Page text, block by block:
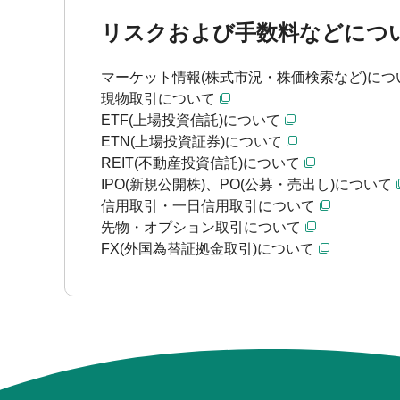
リスクおよび手数料などにつ
マーケット情報(株式市況・株価検索など)につ
現物取引について
ETF(上場投資信託)について
ETN(上場投資証券)について
REIT(不動産投資信託)について
IPO(新規公開株)、PO(公募・売出し)について
信用取引・一日信用取引について
先物・オプション取引について
FX(外国為替証拠金取引)について